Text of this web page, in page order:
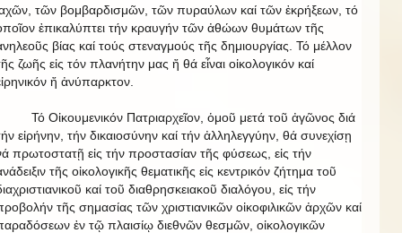
τῶν βομβαρδισμῶν, τῶν πυραύλων καί τῶν ἐκρήξεων, τό
ἐπικαλύπτει τήν κραυγήν τῶν ἀθώων θυμάτων τῆς
βίας καί τούς στεναγμούς τῆς δημιουργίας. Τό μέλλον
ζωῆς εἰς τόν πλανήτην μας ἤ θά εἶναι οἰκολογικόν καί
ἤ ἀνύπαρκτον.
Οἰκουμενικόν Πατριαρχεῖον, ὁμοῦ μετά τοῦ ἀγῶνος διά
εἰρήνην, τήν δικαιοσύνην καί τήν ἀλληλεγγύην, θά συνεχίσῃ
πρωτοστατῇ εἰς τήν προστασίαν τῆς φύσεως, εἰς τήν
τῆς οἰκολογικῆς θεματικῆς εἰς κεντρικόν ζήτημα τοῦ
καί τοῦ διαθρησκειακοῦ διαλόγου, εἰς τήν
τῆς σημασίας τῶν χριστιανικῶν οἰκοφιλικῶν ἀρχῶν καί
ἐν τῷ πλαισίῳ διεθνῶν θεσμῶν, οἰκολογικῶν